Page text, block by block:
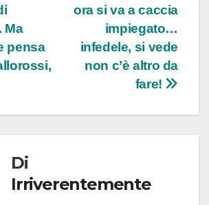
ora si va a caccia
impiegato…
infedele, si vede
non c’è altro da
fare!
Ma
pensa
Di
Irriverentemente